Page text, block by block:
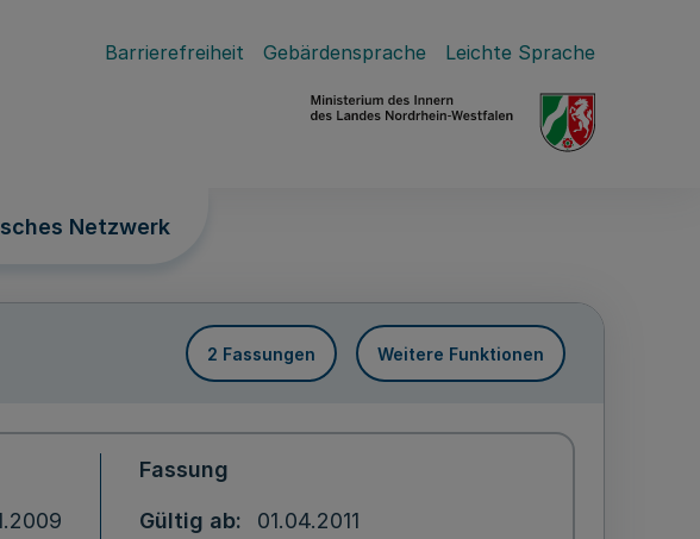
Barrierefreiheit Gebärdensprache Leichte Sprache
Netzwerk
2 Fassungen Weitere Funktionen
Fassung
Gültig ab
01.04.2011